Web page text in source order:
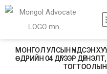
МОНГОЛ УЛСЫН ҮНДСЭН
ӨДРИЙН 04 ДҮГЭЭР
ТОГТООЛЫН